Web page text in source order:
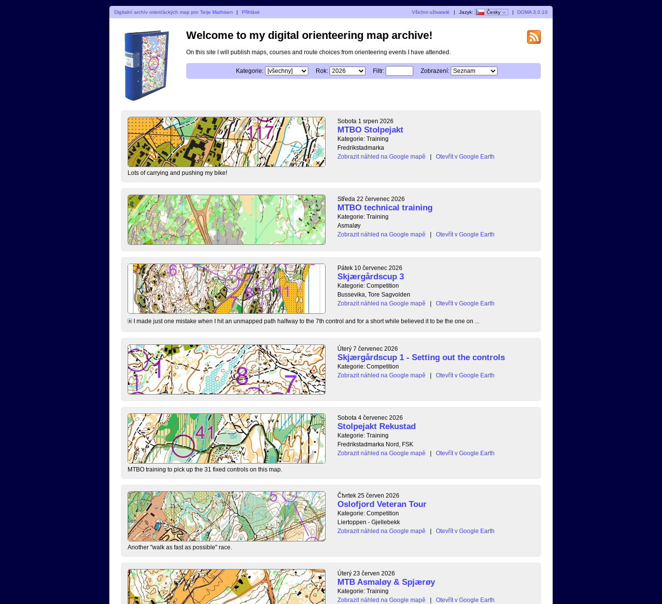
Digitalní archív orienťáckých map pro Terje Mathisen | Přihlásit Všichni uživatelé | Jazyk: Česky | DOMA 3.0.10
Welcome to my digital orienteering map archive!
On this site I will publish maps, courses and route choices from orienteering events I have attended.
Kategorie: Rok: Filtr: Zobrazení:
Sobota 1 srpen 2026
MTBO Stolpejakt
Kategorie: Training
Fredrikstadmarka
Zobrazit náhled na Google mapě
| Otevřít v Google Earth
Lots of carrying and pushing my bike!
Středa 22 červenec 2026
MTBO technical training
Kategorie: Training
Asmaløy
Zobrazit náhled na Google mapě
| Otevřít v Google Earth
Pátek 10 červenec 2026
Skjærgårdscup 3
Kategorie: Competition
Bussevika, Tore Sagvolden
Zobrazit náhled na Google mapě
| Otevřít v Google Earth
I made just one mistake when I hit an unmapped path halfway to the 7th control and for a short while believed it to be the one on ...
Úterý 7 červenec 2026
Skjærgårdscup 1 - Setting out the controls
Kategorie: Competition
Zobrazit náhled na Google mapě
| Otevřít v Google Earth
Sobota 4 červenec 2026
Stolpejakt Rekustad
Kategorie: Training
Fredrikstadmarka Nord, FSK
Zobrazit náhled na Google mapě
| Otevřít v Google Earth
MTBO training to pick up the 31 fixed controls on this map.
Čtvrtek 25 červen 2026
Oslofjord Veteran Tour
Kategorie: Competition
Liertoppen - Gjellebekk
Zobrazit náhled na Google mapě
| Otevřít v Google Earth
Another "walk as fast as possible" race.
Úterý 23 červen 2026
MTB Asmaløy & Spjærøy
Kategorie: Training
Zobrazit náhled na Google mapě
| Otevřít v Google Earth